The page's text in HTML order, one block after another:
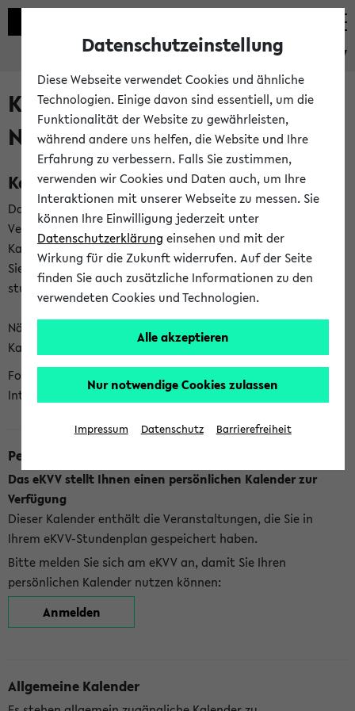
eKVV
Kalenderintegration und
Newsfeeds
Kalenderintegration
Das eKVV bietet Ihnen die Möglichkeit,
Veranstaltungstermine in eine Vielzahl von
Kalenderanwendungen einzubinden. Auf diese Weise können
Sie einen gemeinsamen Überblick über Ihre privaten und
studienbezogenen Termine erhalten.
Näheres zu Vorteilen und Funktionsweise der
Kalenderintegration können Sie auf unserer
Folgende Kalender bietet Ihnen das eKVV derzeit zur
Integration an:
Persönlicher Kalender
Das eKVV stellt Ihnen einen persönlichen Kalender zur
Verfügung
Dieser Kalender enthält die Veranstaltungen, die Sie in
Ihrem eKVV-Stundenplan gespeichert haben.
Bitte melden Sie sich am eKVV an, damit Sie Ihren
persönlichen Kalender nutzen können:
Anmelden
Allgemeine Kalender
Datenschutzeinstellung
Diese Webseite verwendet Cookies und ähnliche
Technologien. Einige davon sind essentiell, um die
Funktionalität der Website zu gewährleisten,
während andere uns helfen, die Website und Ihre
Erfahrung zu verbessern. Falls Sie zustimmen,
verwenden wir Cookies und Daten auch, um Ihre
Interaktionen mit unserer Webseite zu messen. Sie
können Ihre Einwilligung jederzeit unter
Datenschutzerklärung einsehen und mit der
Wirkung für die Zukunft widerrufen. Auf der Seite
finden Sie auch zusätzliche Informationen zu den
verwendeten Cookies und Technologien.
Alle akzeptieren
Nur notwendige Cookies zulassen
Impressum Datenschutz Barrierefreiheit